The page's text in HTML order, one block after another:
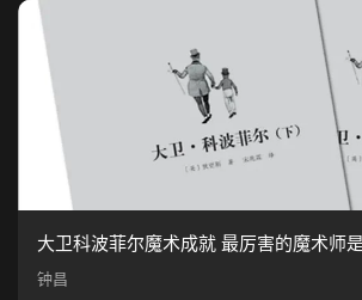
大卫科波菲尔魔术成就 最厉害的魔术师
钟昌